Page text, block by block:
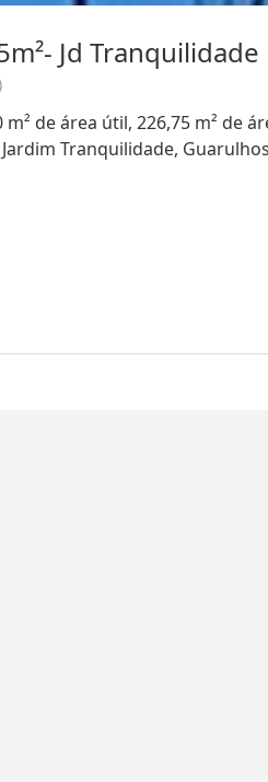
Jd Tranquilidade
de área útil, 226,75 m² de
Tranquilidade,